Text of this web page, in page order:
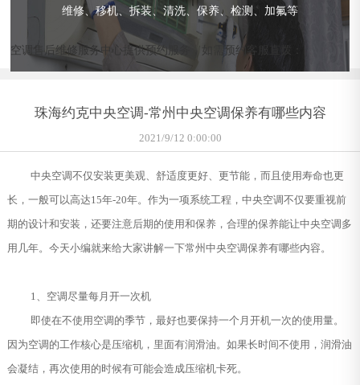
维修、移机、拆装、清洗、保养、检测、加氟等
空调售后维修服务中心提供预约服务，如需预约客服直拨：
珠海约克中央空调-常州中央空调保养有哪些内容
2021/9/12 0:00:00
中央空调不仅安装更美观、舒适度更好、更节能，而且使用寿命也更
长，一般可以高达15年-20年。作为一项系统工程，中央空调不仅要重视前
期的设计和安装，还要注意后期的使用和保养，合理的保养能让中央空调多
用几年。今天小编就来给大家讲解一下常州中央空调保养有哪些内容。
1、空调尽量每月开一次机
即使在不使用空调的季节，最好也要保持一个月开机一次的使用量。
因为空调的工作核心是压缩机，里面有润滑油。如果长时间不使用，润滑油
会凝结，再次使用的时候有可能会造成压缩机卡死。